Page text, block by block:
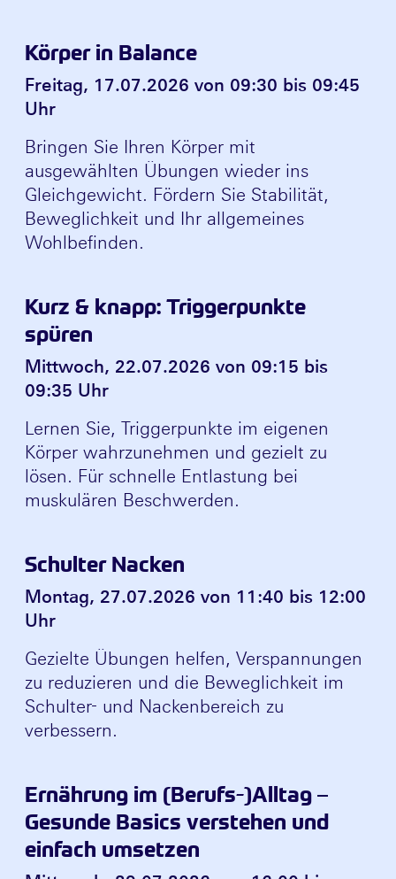
Körper in Balance
Freitag, 17.07.2026 von 09:30 bis 09:45
Uhr
Bringen Sie Ihren Körper mit
ausgewählten Übungen wieder ins
Gleichgewicht. Fördern Sie Stabilität,
Beweglichkeit und Ihr allgemeines
Wohlbefinden.
Kurz & knapp: Triggerpunkte
spüren
Mittwoch, 22.07.2026 von 09:15 bis
09:35 Uhr
Lernen Sie, Triggerpunkte im eigenen
Körper wahrzunehmen und gezielt zu
lösen. Für schnelle Entlastung bei
muskulären Beschwerden.
Schulter Nacken
Montag, 27.07.2026 von 11:40 bis 12:00
Uhr
Gezielte Übungen helfen, Verspannungen
zu reduzieren und die Beweglichkeit im
Schulter- und Nackenbereich zu
verbessern.
Ernährung im (Berufs-)Alltag –
Gesunde Basics verstehen und
einfach umsetzen